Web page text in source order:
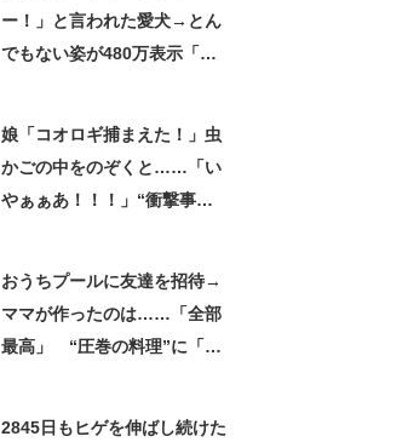
ー！」と言われた愛犬→とん
でもない姿が480万表示「ど
娘「コオロギ捕まえた！」虫
かごの中をのぞくと……「い
やぁぁあ！！！」“衝撃事
おうちプールに友達を招待→
ママが作ったのは……「全部
最高」 “圧巻の料理”に「う
2845日もヒゲを伸ばし続けた